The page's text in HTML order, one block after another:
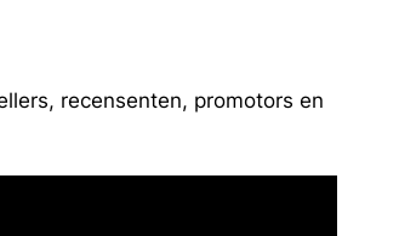
recensenten, promotors en